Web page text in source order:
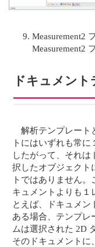
Measurement2
Measurement2
ドキュメント
解析テンプレート
トにはいずれも常に
したがって、それ
択したオブジェクト
トではありません
キュメントよりも１
とえば、ドキュメン
ある場合、テンプレ
ムは選択された 2D
そのドキュメントに